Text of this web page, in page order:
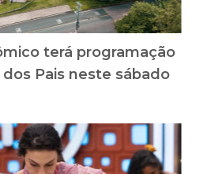
terá programação
Pais neste sábado